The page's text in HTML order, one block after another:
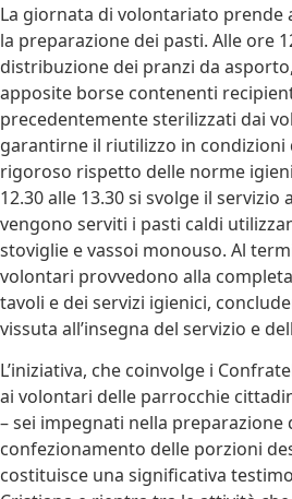
La giornata di volontariato prende
la preparazione dei pasti. Alle ore
distribuzione dei pranzi da
apposite borse contenenti
precedentemente sterilizzati dai
garantirne il riutilizzo in condizioni
rigoroso rispetto delle norme
12.30 alle 13.30 si svolge il
vengono serviti i pasti caldi
stoviglie e vassoi monouso. Al
volontari provvedono alla
tavoli e dei servizi igienici,
vissuta all’insegna del servizio e
L’iniziativa, che coinvolge i
ai volontari delle parrocchie
– sei impegnati nella preparazione
confezionamento delle porzioni
costituisce una significativa